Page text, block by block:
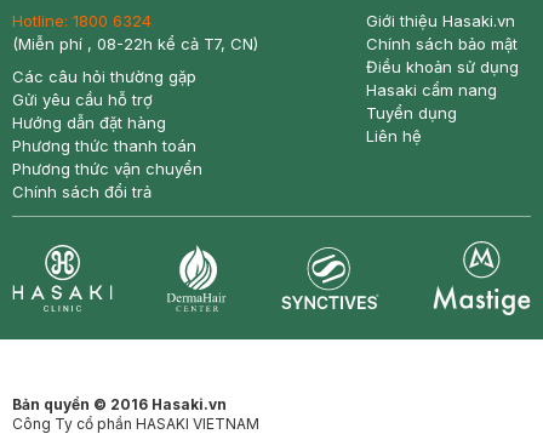
Hotline: 1800 6324
(Miễn phí , 08-22h kể cả T7, CN)
Các câu hỏi thường gặp
Gửi yêu cầu hỗ trợ
Hướng dẫn đặt hàng
Phương thức thanh toán
Phương thức vận chuyển
Chính sách đổi trả
Giới thiệu Hasaki.vn
Chính sách bảo mật
Điều khoản sử dụng
Hasaki cẩm nang
Tuyển dụng
Liên hệ
Bản quyền © 2016 Hasaki.vn
Công Ty cổ phần HASAKI VIETNAM